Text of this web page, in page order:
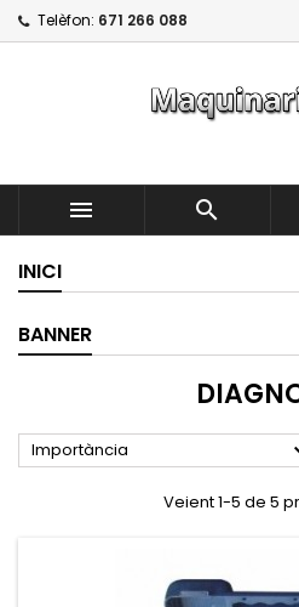
Telèfon: 671 266 088
 
INICI
BANNER
Importància
Veient 1-5 de 5